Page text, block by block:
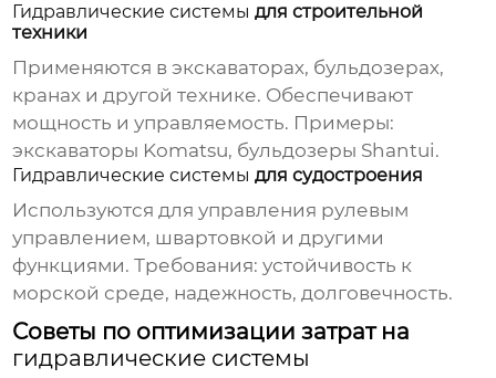
Гидравлические системы для строительной
техники
Применяются в экскаваторах, бульдозерах,
кранах и другой технике. Обеспечивают
мощность и управляемость. Примеры:
экскаваторы Komatsu, бульдозеры Shantui.
Гидравлические системы для судостроения
Используются для управления рулевым
управлением, швартовкой и другими
функциями. Требования: устойчивость к
морской среде, надежность, долговечность.
Советы по оптимизации затрат на
гидравлические системы